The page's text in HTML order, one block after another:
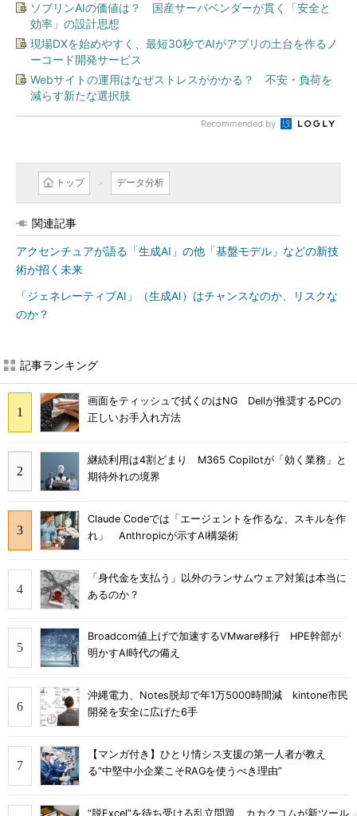
ソブリンAIの価値は？ 国産サーバベンダーが貫く「安全と
効率」の設計思想
現場DXを始めやすく、最短30秒でAIがアプリの土台を作るノ
ーコード開発サービス
Webサイトの運用はなぜストレスがかかる？ 不安・負荷を
減らす新たな選択肢
Recommended by
トップ データ分析
関連記事
アクセンチュアが語る「生成AI」の他「基盤モデル」などの新技
術が招く未来
「ジェネレーティブAI」（生成AI）はチャンスなのか、リスクな
のか？
記事ランキング
画面をティッシュで拭くのはNG Dellが推奨するPCの
正しいお手入れ方法
継続利用は4割どまり M365 Copilotが「効く業務」と
期待外れの境界
Claude Codeでは「エージェントを作るな、スキルを作
れ」 Anthropicが示すAI構築術
「身代金を支払う」以外のランサムウェア対策は本当に
あるのか？
Broadcom値上げで加速するVMware移行 HPE幹部が
明かすAI時代の備え
沖縄電力、Notes脱却で年1万5000時間減 kintone市民
開発を安全に広げた6手
【マンガ付き】ひとり情シス支援の第一人者が教え
る”中堅中小企業こそRAGを使うべき理由”
“脱Excel”を待ち受ける乱立問題 カカクコムが新ツール